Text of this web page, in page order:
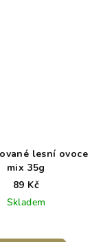
lesní ovoce
mix 35g
89 Kč
Skladem